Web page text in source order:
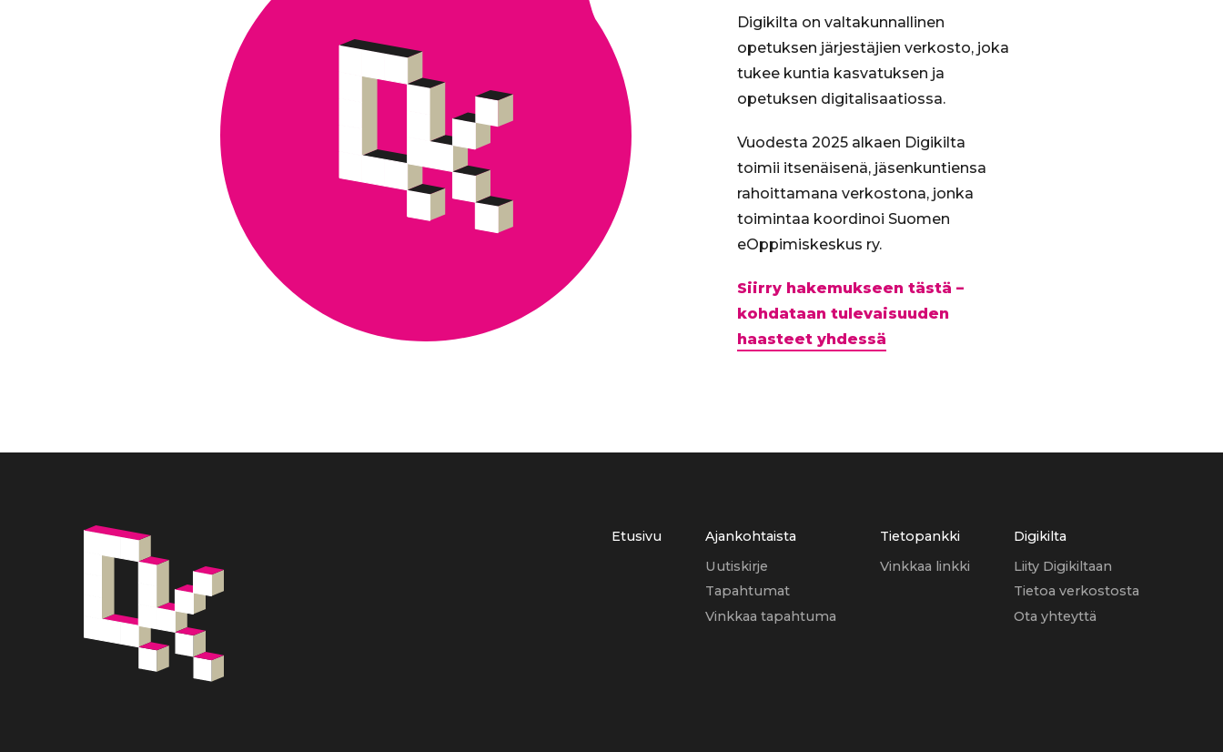
Digikilta on valtakunnallinen
opetuksen järjestäjien verkosto, joka
tukee kuntia kasvatuksen ja
opetuksen digitalisaatiossa.
Vuodesta 2025 alkaen Digikilta
toimii itsenäisenä, jäsenkuntiensa
rahoittamana verkostona, jonka
toimintaa koordinoi Suomen
eOppimiskeskus ry.
Siirry hakemukseen tästä –
kohdataan tulevaisuuden
haasteet yhdessä
Etusivu
Ajankohtaista
Uutiskirje
Tapahtumat
Vinkkaa tapahtuma
Tietopankki
Vinkkaa linkki
Digikilta
Liity Digikiltaan
Tietoa verkostosta
Ota yhteyttä